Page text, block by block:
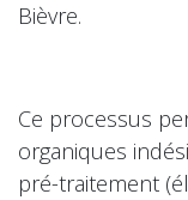
Bièvre.
Ce processus
organiques
pré-traitement